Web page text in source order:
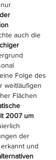
auch die
Folge des
weitläufigen
Flächen
2007 um
der
und